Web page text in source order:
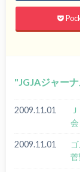
JGJAジャー
2009.11.01
2009.11.01